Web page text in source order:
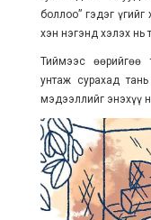
боллоо” гэдэг
хэн нэгэнд хэлэх
Тиймээсөөрийгөө
унтаж сурахад
мэдээллийг энэхүү